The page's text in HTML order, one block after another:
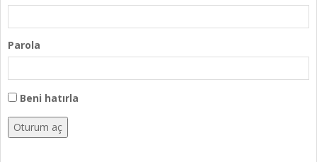
Parola
Beni hatırla
Oturum aç